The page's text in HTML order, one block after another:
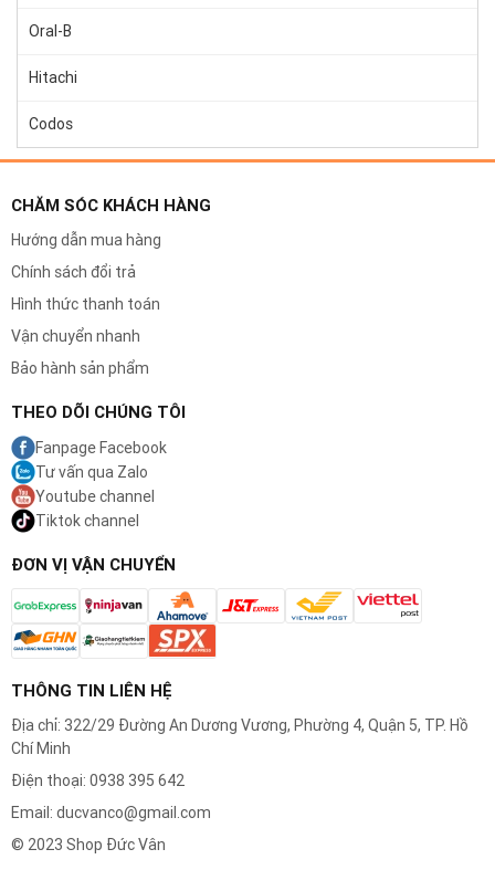
Oral-B
Hitachi
Codos
CHĂM SÓC KHÁCH HÀNG
Hướng dẫn mua hàng
Chính sách đổi trả
Hình thức thanh toán
Vận chuyển nhanh
Bảo hành sản phẩm
THEO DÕI CHÚNG TÔI
Fanpage Facebook
Tư vấn qua Zalo
Youtube channel
Tiktok channel
ĐƠN VỊ VẬN CHUYỂN
THÔNG TIN LIÊN HỆ
Địa chỉ: 322/29 Đường An Dương Vương, Phường 4, Quận 5, TP. Hồ
Chí Minh
Điện thoại: 0938 395 642
Email: ducvanco@gmail.com
© 2023 Shop Đức Vân